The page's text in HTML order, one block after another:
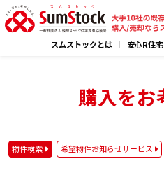
スムストックとは 安心R住宅
購入をお
物件検索 希望物件お知らせサービス